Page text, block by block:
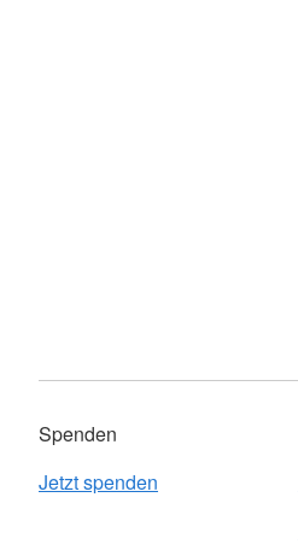
Spenden
Jetzt spenden